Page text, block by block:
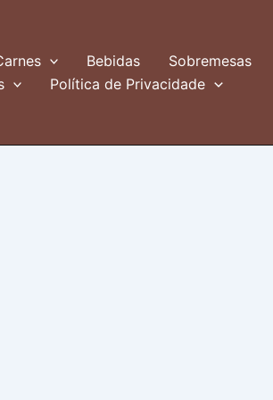
Bebidas Sobremesas
Política de Privacidade